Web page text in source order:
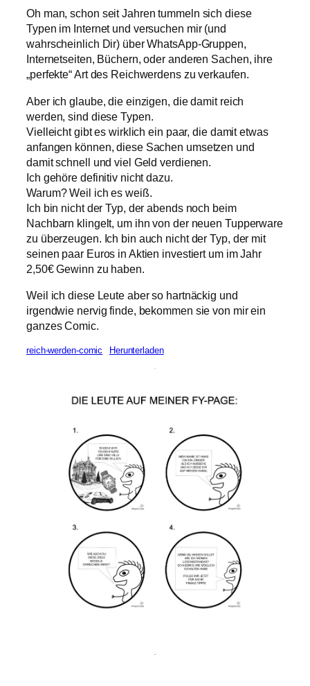
Oh man, schon seit Jahren tummeln sich diese
Typen im Internet und versuchen mir (und
wahrscheinlich Dir) über WhatsApp-Gruppen,
Internetseiten, Büchern, oder anderen Sachen, ihre
„perfekte“ Art des Reichwerdens zu verkaufen.
Aber ich glaube, die einzigen, die damit reich
werden, sind diese Typen.
Vielleicht gibt es wirklich ein paar, die damit etwas
anfangen können, diese Sachen umsetzen und
damit schnell und viel Geld verdienen.
Ich gehöre definitiv nicht dazu.
Warum? Weil ich es weiß.
Ich bin nicht der Typ, der abends noch beim
Nachbarn klingelt, um ihn von der neuen Tupperware
zu überzeugen. Ich bin auch nicht der Typ, der mit
seinen paar Euros in Aktien investiert um im Jahr
2,50€ Gewinn zu haben.
Weil ich diese Leute aber so hartnäckig und
irgendwie nervig finde, bekommen sie von mir ein
ganzes Comic.
reich-werden-comic Herunterladen